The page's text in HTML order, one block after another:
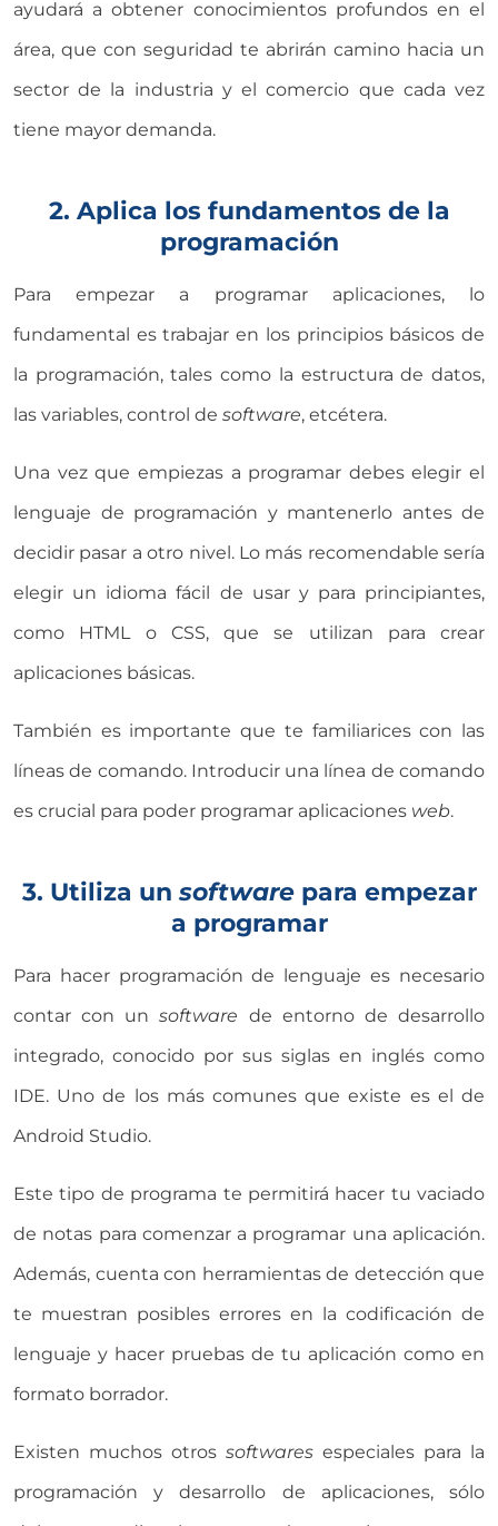
ayudará a obtener conocimientos profundos en el
área, que con seguridad te abrirán camino hacia un
sector de la industria y el comercio que cada vez
tiene mayor demanda.
2. Aplica los fundamentos de la
programación
Para empezar a programar aplicaciones, lo
fundamental es trabajar en los principios básicos de
la programación, tales como la estructura de datos,
las variables, control de software, etcétera.
Una vez que empiezas a programar debes elegir el
lenguaje de programación y mantenerlo antes de
decidir pasar a otro nivel. Lo más recomendable sería
elegir un idioma fácil de usar y para principiantes,
como HTML o CSS, que se utilizan para crear
aplicaciones básicas.
También es importante que te familiarices con las
líneas de comando. Introducir una línea de comando
es crucial para poder programar aplicaciones web.
3. Utiliza unsoftware para empezar
a programar
Para hacer programación de lenguaje es necesario
contar con unsoftware de entorno de desarrollo
integrado, conocido por sus siglas en inglés como
IDE. Uno de los más comunes que existe es el de
Android Studio.
Este tipo de programa te permitirá hacer tu vaciado
de notas para comenzar a programar una aplicación.
Además, cuenta con herramientas de detección que
te muestran posibles errores en la codificación de
lenguaje y hacer pruebas de tu aplicación como en
formato borrador.
Existen muchos otros softwares especiales para la
programación y desarrollo de aplicaciones, sólo